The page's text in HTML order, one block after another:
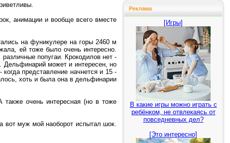
анимации и вообще всего вместе
на фуникулере на горы 2460 м
ей тоже было очень интересно.
попугаи. Крокодилов нет -
Дельфинарий может и интересен, но
представление начнется и 15 -
хоть и была она в дельфинарии
также очень интересная (но в тоже
вот муж мой наоборот испытал шок.
Реклама
[Игры]
В какие игры можно играть с
ребёнком, не отвлекаясь от
повседневных дел?
[Это интересно]